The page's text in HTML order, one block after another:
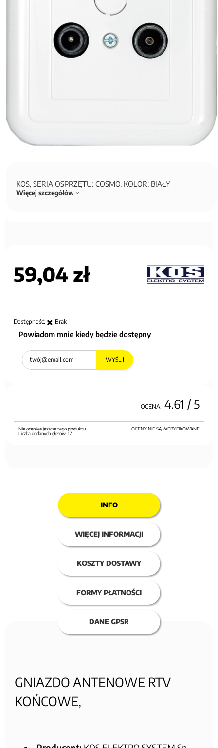
KOS, SERIA OSPRZĘTU: COSMO, KOLOR: BIAŁY
Więcej szczegółów
59,04 zł
Dostępność: Brak
Powiadom mnie kiedy będzie dostępny
WYŚLIJ
OCENA: 4.61 / 5
OCENY NIE SĄ WERYFIKOWANE
Nie oceniłeś jeszcze tego produktu.
Liczba oddanych głosów:17
INFO
WIĘCEJ INFORMACJI
KOSZTY DOSTAWY
FORMY PŁATNOŚCI
DANE GPSR
GNIAZDO ANTENOWE RTV
KOŃCOWE,